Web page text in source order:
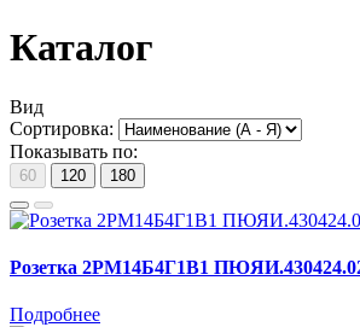
Каталог
Вид
Сортировка:
Показывать по:
60 120 180
Розетка 2РМ14Б4Г1В1
Подробнее